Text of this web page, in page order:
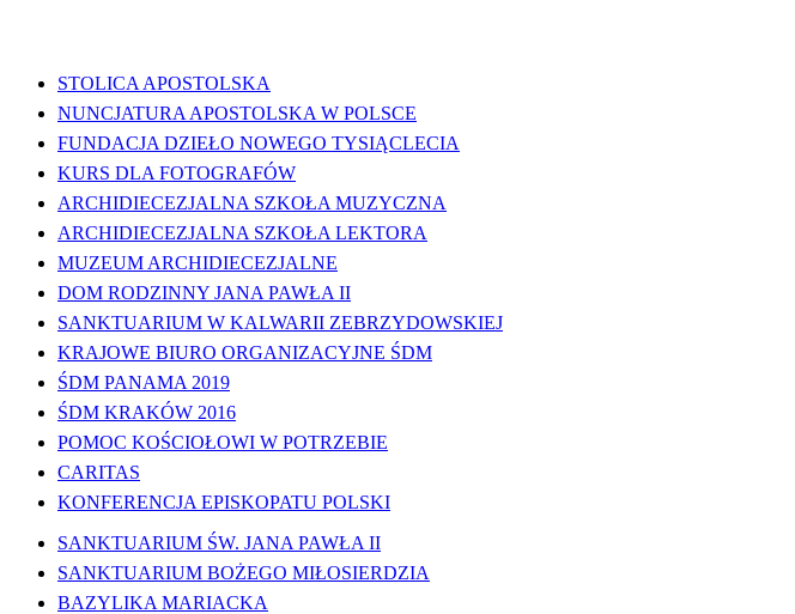
STOLICA APOSTOLSKA
NUNCJATURA APOSTOLSKA W POLSCE
FUNDACJA DZIEŁO NOWEGO TYSIĄCLECIA
KURS DLA FOTOGRAFÓW
ARCHIDIECEZJALNA SZKOŁA MUZYCZNA
ARCHIDIECEZJALNA SZKOŁA LEKTORA
MUZEUM ARCHIDIECEZJALNE
DOM RODZINNY JANA PAWŁA II
SANKTUARIUM W KALWARII ZEBRZYDOWSKIEJ
KRAJOWE BIURO ORGANIZACYJNE ŚDM
ŚDM PANAMA 2019
ŚDM KRAKÓW 2016
POMOC KOŚCIOŁOWI W POTRZEBIE
CARITAS
KONFERENCJA EPISKOPATU POLSKI
SANKTUARIUM ŚW. JANA PAWŁA II
SANKTUARIUM BOŻEGO MIŁOSIERDZIA
BAZYLIKA MARIACKA